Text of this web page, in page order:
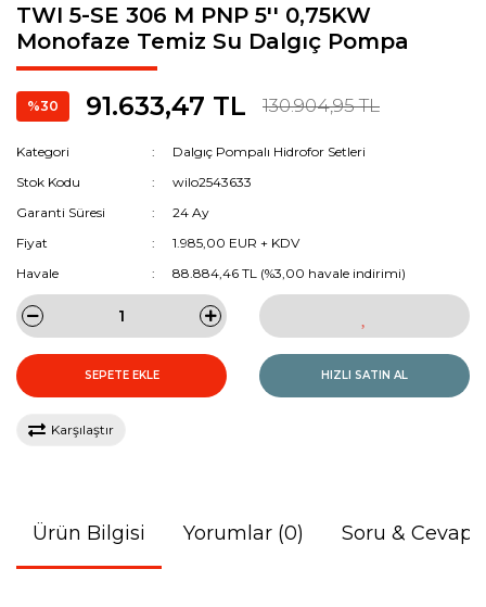
TWI 5-SE 306 M PNP 5'' 0,75KW
Monofaze Temiz Su Dalgıç Pompa
%30 91.633,47 TL 130.904,95 TL
Kategori
Dalgıç Pompalı Hidrofor Setleri
Stok Kodu
wilo2543633
Garanti Süresi
24 Ay
Fiyat
1.985,00 EUR + KDV
Havale
88.884,46 TL (%3,00 havale indirimi)
SEPETE EKLE HIZLI SATIN AL
Karşılaştır
Ürün Bilgisi Yorumlar (0) Soru & Cevap